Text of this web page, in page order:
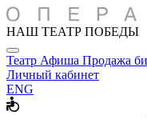
НАШ ТЕАТР ПОБЕДЫ
Театр Афиша Продажа
Личный кабинет
ENG